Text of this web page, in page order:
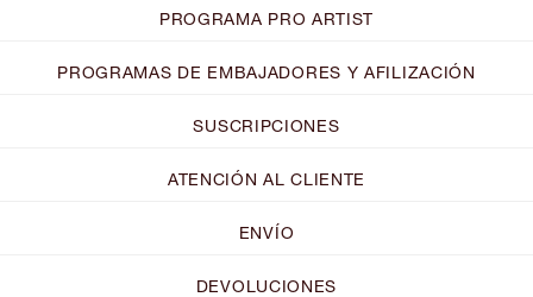
PROGRAMA PRO ARTIST
PROGRAMAS DE EMBAJADORES Y AFILIZACIÓN
SUSCRIPCIONES
ATENCIÓN AL CLIENTE
ENVÍO
DEVOLUCIONES